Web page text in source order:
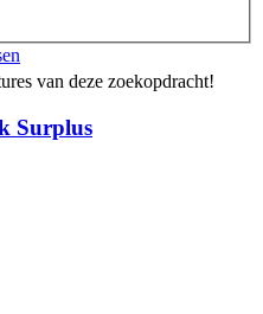
van deze zoekopdracht!
Surplus